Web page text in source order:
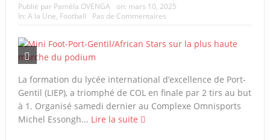
Publié par Paméla OVENGA on: mars 10, 2025
In: A la Une, Football Pas de Commentaires
La formation du lycée international d’excellence de Port-
Gentil (LIEP), a triomphé de COL en finale par 2 tirs au but
à 1. Organisé samedi dernier au Complexe Omnisports
Michel Essongh... Lire la suite